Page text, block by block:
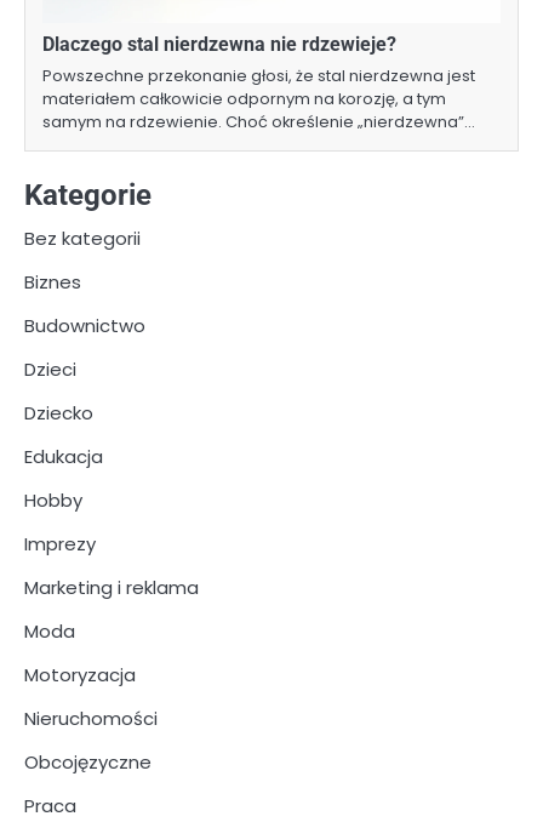
Dlaczego stal nierdzewna nie rdzewieje?
Powszechne przekonanie głosi, że stal nierdzewna jest
materiałem całkowicie odpornym na korozję, a tym
samym na rdzewienie. Choć określenie „nierdzewna”…
Kategorie
Bez kategorii
Biznes
Budownictwo
Dzieci
Dziecko
Edukacja
Hobby
Imprezy
Marketing i reklama
Moda
Motoryzacja
Nieruchomości
Obcojęzyczne
Praca